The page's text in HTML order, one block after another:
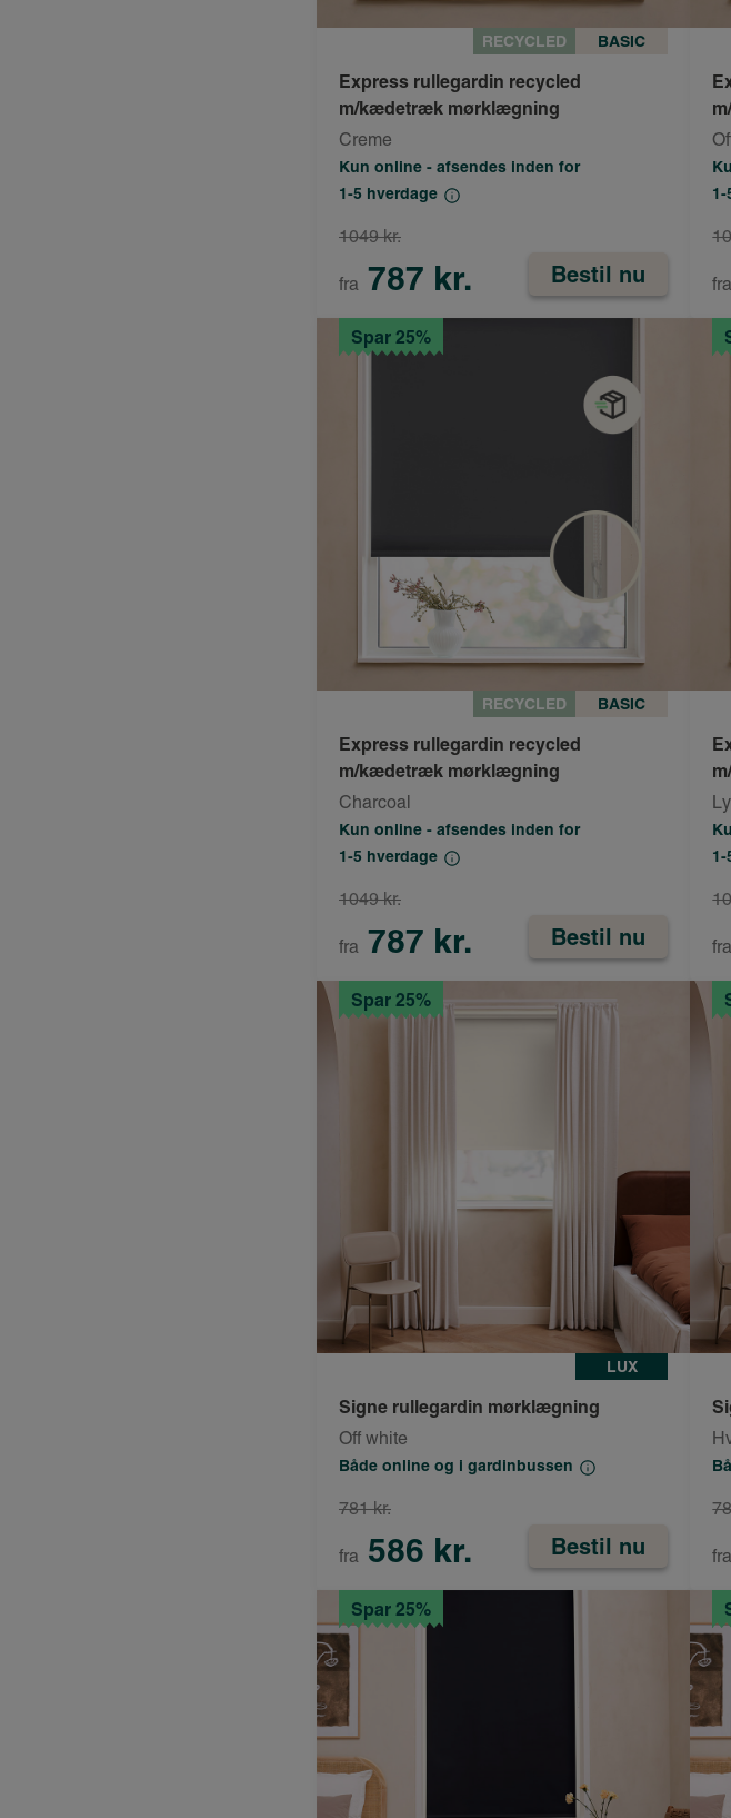
RECYCLED BASIC
Express rullegardin recycled
m/kædetræk mørklægning
Creme
Kun online - afsendes inden for
1-5 hverdage
fra 787 kr.
1049 kr.
Bestil nu fra
Spar 25%
RECYCLED BASIC
Express rullegardin recycled
m/kædetræk mørklægning
Charcoal
Kun online - afsendes inden for
1-5 hverdage
fra 787 kr.
1049 kr.
Bestil nu fra
Spar 25%
LUX
Signe rullegardin mørklægning
Off white
Både online og i gardinbussen
fra 586 kr.
781 kr.
Bestil nu fra
Spar 25%